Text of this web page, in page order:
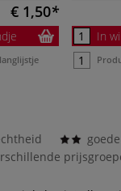
€ 1,50
In